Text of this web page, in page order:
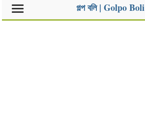
গল্প বলি | Golpo Boli